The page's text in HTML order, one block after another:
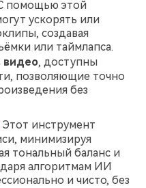
помощью этой
ускорять или
создавая
или таймлапса.
видео, доступны
позволяющие точно
без
Этот инструмент
минимизируя
тональный баланс и
алгоритмам ИИ
и чисто, без